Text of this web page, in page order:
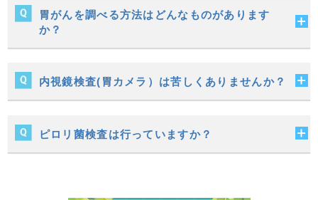
胃がんを調べる方法はどんなものがあります
か？
内視鏡検査(胃カメラ）は苦しくありませんか？
ピロリ菌検査は行っていますか？